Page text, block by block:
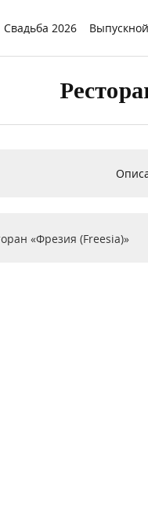
Свадьба 2026